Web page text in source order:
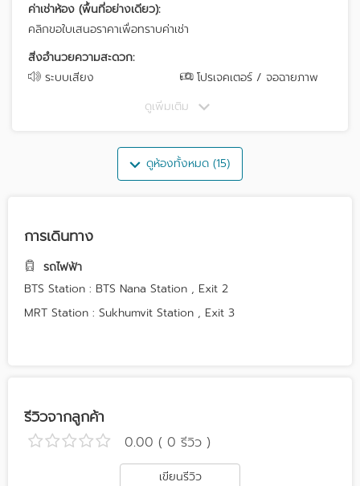
ค่าเช่าห้อง (พื้นที่อย่างเดียว):
คลิกขอใบเสนอราคาเพื่อทราบค่าเช่า
สิ่งอำนวยความสะดวก:
ระบบเสียง
โปรเจคเตอร์ / จอฉายภาพ
ดูเพิ่มเติม
ดูห้องทั้งหมด (15)
การเดินทาง
รถไฟฟ้า
BTS Station : BTS Nana Station , Exit 2
MRT Station : Sukhumvit Station , Exit 3
รีวิวจากลูกค้า
0.00 ( 0 รีวิว )
เขียนรีวิว